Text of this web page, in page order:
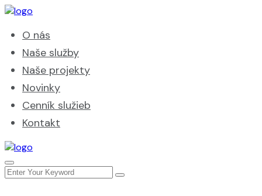
O nás
Naše služby
Naše projekty
Novinky
Cenník služieb
Kontakt